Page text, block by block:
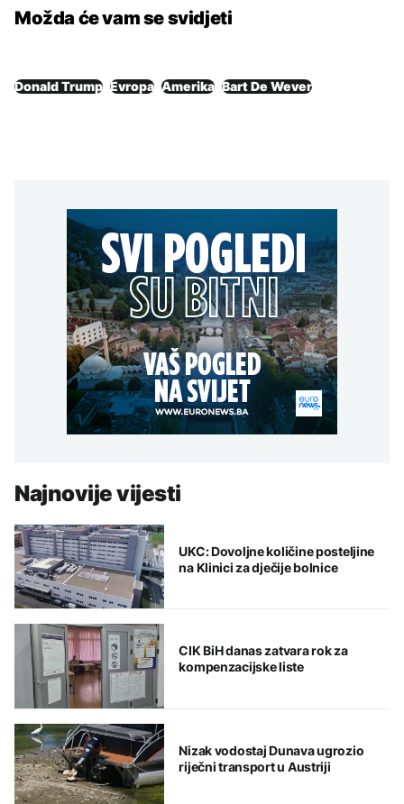
Možda će vam se svidjeti
Donald Trump Evropa Amerika Bart De Wever
Najnovije vijesti
UKC: Dovoljne količine posteljine
na Klinici za dječije bolnice
CIK BiH danas zatvara rok za
kompenzacijske liste
Nizak vodostaj Dunava ugrozio
riječni transport u Austriji